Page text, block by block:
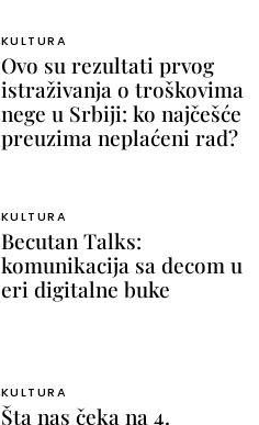
KULTURA
Ovo su rezultati prvog
istraživanja o troškovima
nege u Srbiji: ko najčešće
preuzima neplaćeni rad?
KULTURA
Becutan Talks:
komunikacija sa decom u
eri digitalne buke
KULTURA
Šta nas čeka na 4.